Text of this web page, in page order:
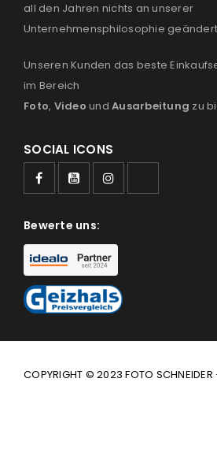
all den Jahren nichts an unserer
Unternehmensphilosophie
Unseren Kunden das beste
im Bereich
Foto, Video und Ausarbeitung zu
SOCIAL ICONS
Bewerte uns:
COPYRIGHT © 2023 FOTO SCHNEIDER